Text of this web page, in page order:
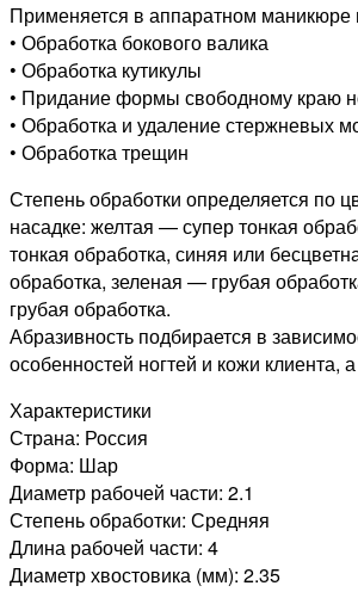
Применяется в аппаратном маникюре
• Обработка бокового валика
• Обработка кутикулы
• Придание формы свободному краю
• Обработка и удаление стержневых
• Обработка трещин
Степень обработки определяется по
насадке: желтая — супер тонкая
тонкая обработка, синяя или
обработка, зеленая — грубая
грубая обработка.
Абразивность подбирается в
особенностей ногтей и кожи клиента,
Характеристики
Страна: Россия
Форма: Шар
Диаметр рабочей части: 2.1
Степень обработки: Средняя
Длина рабочей части: 4
Диаметр хвостовика (мм): 2.35